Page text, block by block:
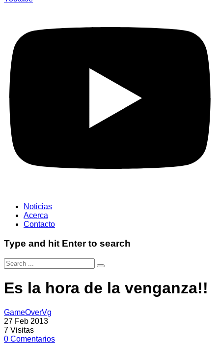
Noticias
Acerca
Contacto
Type and hit Enter to search
Es la hora de la venganza!!
GameOverVg
27 Feb 2013
7 Visitas
0 Comentarios